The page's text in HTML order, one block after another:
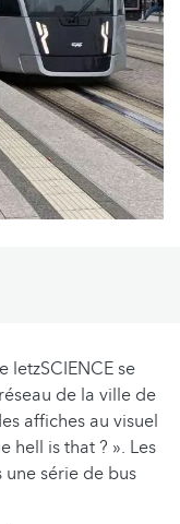
letzSCIENCE se
de la ville de
affiches au visuel
hell is that ? ». Les
série de bus